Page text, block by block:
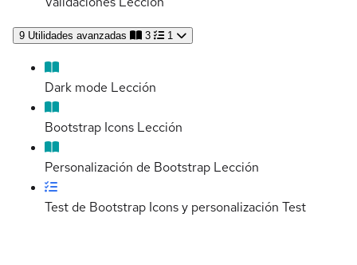
9 Utilidades avanzadas 3 1
Dark mode Lección
Bootstrap Icons Lección
Personalización de Bootstrap Lección
Test de Bootstrap Icons y personalización Test